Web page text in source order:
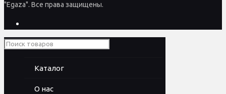
"Egaza". Все права защищены.
Каталог
О нас